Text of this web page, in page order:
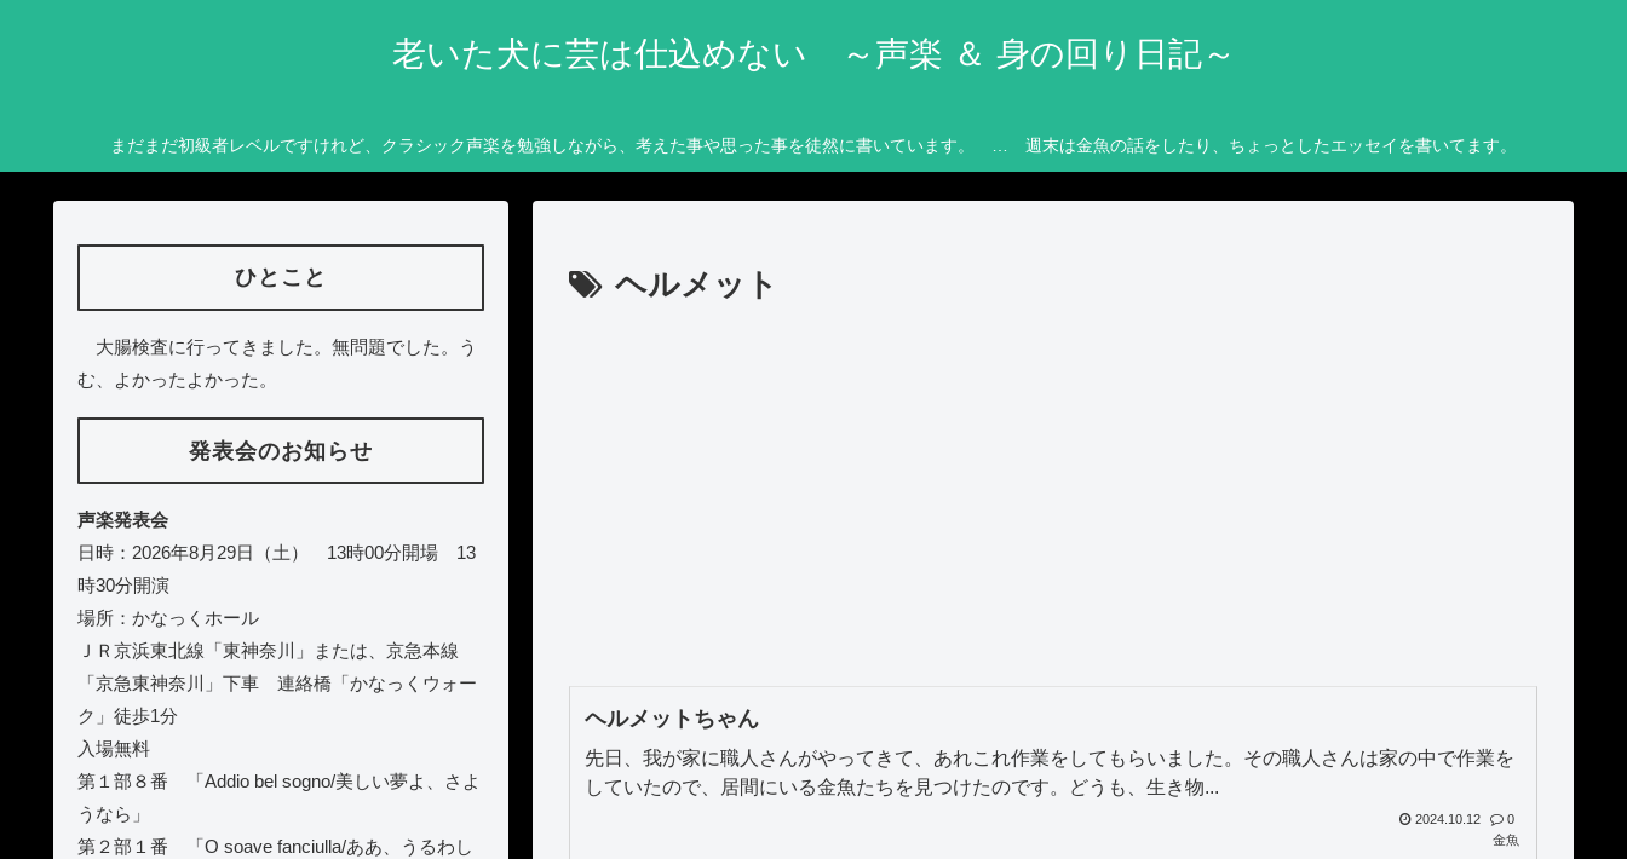
老いた犬に芸は仕込めない ～声楽 ＆ 身の回り日記～
まだまだ初級者レベルですけれど、クラシック声楽を勉強しながら、考えた事や思った事を徒然に書いています。 … 週末は金魚の話をしたり、ちょっとしたエッセイを書いてます。
ヘルメット
ヘルメットちゃん
先日、我が家に職人さんがやってきて、あれこれ作業をしてもらいました。その職人さんは家の中で作業を
していたので、居間にいる金魚たちを見つけたのです。どうも、生き物...
2024.10.12
0
金魚
ひとこと
大腸検査に行ってきました。無問題でした。う
む、よかったよかった。
発表会のお知らせ
声楽発表会
日時：2026年8月29日（土） 13時00分開場 13
時30分開演
場所：かなっくホール
ＪＲ京浜東北線「東神奈川」または、京急本線
「京急東神奈川」下車 連絡橋「かなっくウォー
ク」徒歩1分
入場無料
第１部８番 「Addio bel sogno/美しい夢よ、さよ
うなら」
第２部１番 「O soave fanciulla/ああ、うるわし